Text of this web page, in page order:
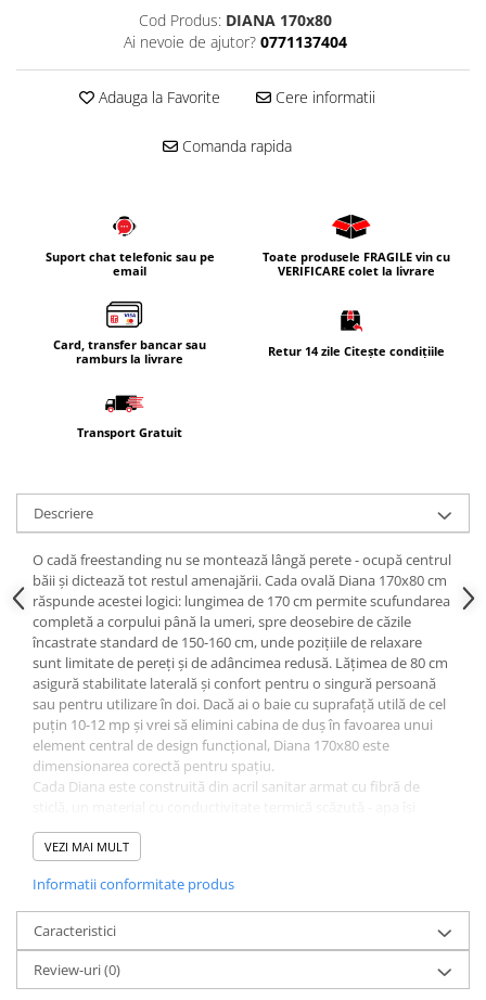
Oglinzi baie si corpuri iluminat
Oglinzi cu dulapior
Rafturi incastrate
Accesorii pentru mobila
Baterii lavoar
Baterii cada
Seturi baterii
Cazi baie
Masti, sifoane si suporturi cazi
Cazi freestanding
Cazi dreptunghiulare
Cazi de colt
Paravane de cada
Masti, sifoane si suporturi cazi
Cabine dus
Cabine de dus dreptunghiulare
Cabine de dus pentagonale
Cabine de dus semirotunde
Cadite de dus
Cadite semitorunde
Cadite dreptunghiulare
Cod Produs: DIANA 170x80
Ai nevoie de ajutor? 0771137404
Adauga la Favorite Cere informatii
Comanda rapida
Suport chat telefonic sau pe
email
Toate produsele FRAGILE vin cu
VERIFICARE colet la livrare
Card, transfer bancar sau
ramburs la livrare
Retur 14 zile Citește condițiile
Transport Gratuit
Descriere
O cadă freestanding nu se montează lângă perete - ocupă centrul
băii și dictează tot restul amenajării. Cada ovală Diana 170x80 cm
răspunde acestei logici: lungimea de 170 cm permite scufundarea
completă a corpului până la umeri, spre deosebire de căzile
încastrate standard de 150-160 cm, unde pozițiile de relaxare
sunt limitate de pereți și de adâncimea redusă. Lățimea de 80 cm
asigură stabilitate laterală și confort pentru o singură persoană
sau pentru utilizare în doi. Dacă ai o baie cu suprafață utilă de cel
puțin 10-12 mp și vrei să elimini cabina de duș în favoarea unui
element central de design funcțional, Diana 170x80 este
dimensionarea corectă pentru spațiu.
Cada Diana este construită din acril sanitar armat cu fibră de
menține temperatura cu aproximativ 20-30% mai mult față de
căzile din oțel emailat de aceeași grosime. Grosimea peretelui de
caracteristice acrilului subțire. Suprafața interioară este
nonporoasă, ceea ce înseamnă că nu reține bacterii și se curăță
cu detergenți neutri fără abrazivi. Forma ovală a cuvei distribuie
presiunea uniform pe structura de susținere și reduce tensiunile
de colț față de modelele rectangulare freestanding, care sunt mai
predispuse la microfisuri în zonele de îmbinare.
VEZI MAI MULT
Informatii conformitate produs
Caracteristici
Review-uri(0)